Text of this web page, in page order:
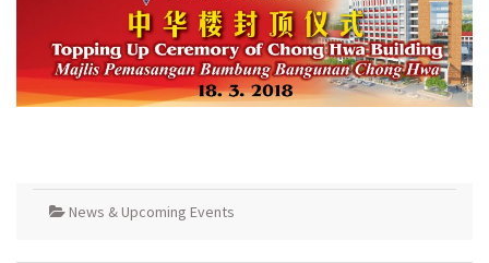
News & Upcoming Events